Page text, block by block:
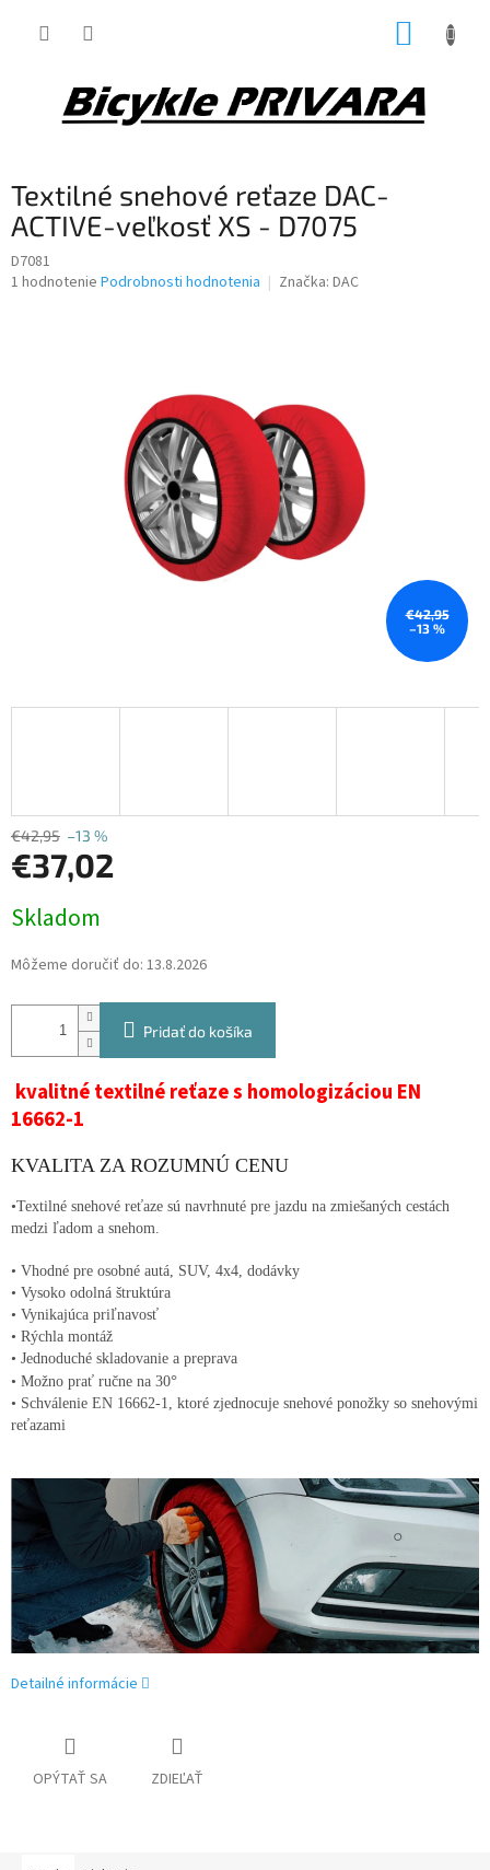
Textilné snehové reťaze DAC-
ACTIVE-veľkosť XS - D7075
D7081
Priemerné
1 hodnotenie Podrobnosti hodnotenia Značka: DAC
€42,95
–13 %
€42,95 –13 %
€37,02
cena:
Skladom
Môžeme doručiť do: 13.8.2026
Pridať do košíka
kvalitné textilné reťaze s homologizáciou EN
16662-1
KVALITA ZA ROZUMNÚ CENU
•Textilné snehové reťaze sú navrhnuté pre jazdu na zmiešaných cestách
medzi ľadom a snehom.
• Vhodné pre osobné autá, SUV, 4x4, dodávky
• Vysoko odolná štruktúra
• Vynikajúca priľnavosť
• Rýchla montáž
• Jednoduché skladovanie a preprava
• Možno prať ručne na 30°
• Schválenie EN 16662-1, ktoré zjednocuje snehové ponožky so snehovými
reťazami
Detailné informácie
OPÝTAŤ SA ZDIEĽAŤ